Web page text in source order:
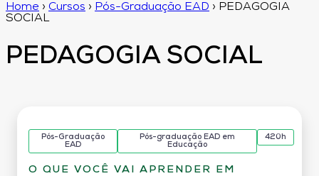
Home › Cursos › Pós-Graduação EAD › PEDAGOGIA
SOCIAL
PEDAGOGIA SOCIAL
Pós-Graduação
EAD
Pós-graduação EAD em
Educação
420h
O QUE VOCÊ VAI APRENDER EM